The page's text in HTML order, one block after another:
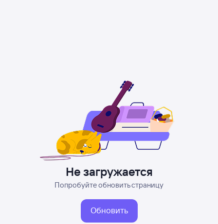
Не загружается
Попробуйте обновить страницу
Обновить